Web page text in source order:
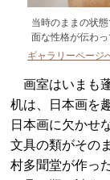
当時のままの状
面な性格が伝わっ
ギャラリーページ
画室はいまも
机は、日本画を
日本画に欠かせ
文具の類がその
村多聞堂が作っ